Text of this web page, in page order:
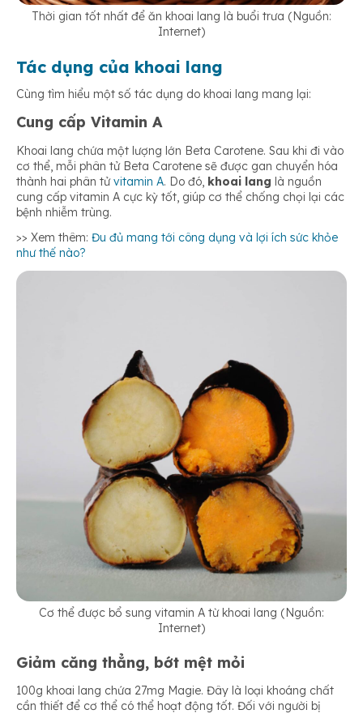
Thời gian tốt nhất để ăn khoai lang là buổi trưa (Nguồn:
Internet)
Tác dụng của khoai lang
Cùng tìm hiểu một số tác dụng do khoai lang mang lại:
Cung cấp Vitamin A
Khoai lang chứa một lượng lớn Beta Carotene. Sau khi đi vào
cơ thể, mỗi phân tử Beta Carotene sẽ được gan chuyển hóa
thành hai phân tửvitamin A. Do đó, khoai lang là nguồn
cung cấp vitamin A cực kỳ tốt, giúp cơ thể chống chọi lại các
bệnh nhiễm trùng.
>> Xem thêm: Đu đủ mang tới công dụng và lợi ích sức khỏe
như thế nào?
Cơ thể được bổ sung vitamin A từ khoai lang (Nguồn:
Internet)
Giảm căng thẳng, bớt mệt mỏi
100g khoai lang chứa 27mg Magie. Đây là loại khoáng chất
cần thiết để cơ thể có thể hoạt động tốt. Đối với người bị